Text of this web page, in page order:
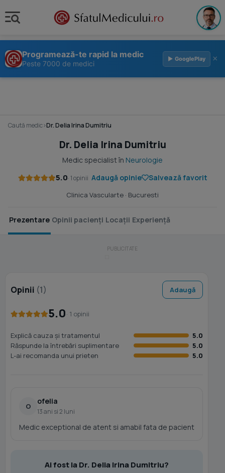
Programează-te rapid la medic
Peste 7000 de medici
▶ GooglePlay ×
Caută medic›Dr. Delia Irina Dumitriu
Dr. Delia Irina Dumitriu
Medic specialist în Neurologie
5.0· 1 opinii Adaugă opinie Salvează favorit
Clinica Vascularte · Bucuresti
Prezentare Opinii pacienți Locații Experiență
Opinii (1) Adaugă
5.0· 1 opinii
Explică cauza și tratamentul
5.0
Răspunde la întrebări suplimentare
5.0
L-ai recomanda unui prieten
5.0
O
ofelia
13 ani si 2 luni
Medic exceptional de atent si amabil fata de pacient
Ai fost la Dr. Delia Irina Dumitriu?